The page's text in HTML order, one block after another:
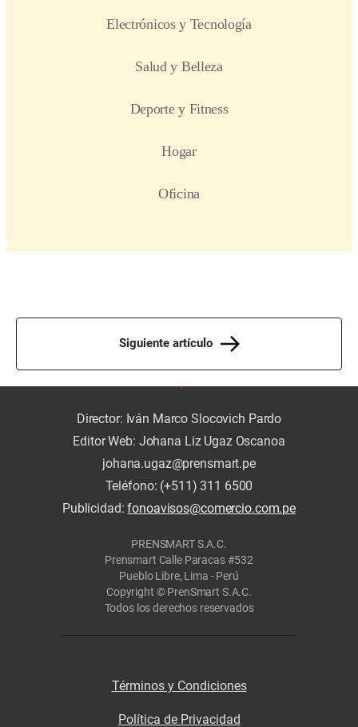
Siguiente artículo
Director: Iván Marco Slocovich Pardo
Editor Web: Johana Liz Ugaz Oscanoa
johana.ugaz@prensmart.pe
Teléfono: (+511) 311 6500
Publicidad:fonoavisos@comercio.com.pe
PRENSMART S.A.C.
Prensmart Calle Paracas #532
Pueblo Libre, Lima - Perú
Copyright © PrenSmart S.A.C.
Todos los derechos reservados
Términos y Condiciones
Política de Privacidad